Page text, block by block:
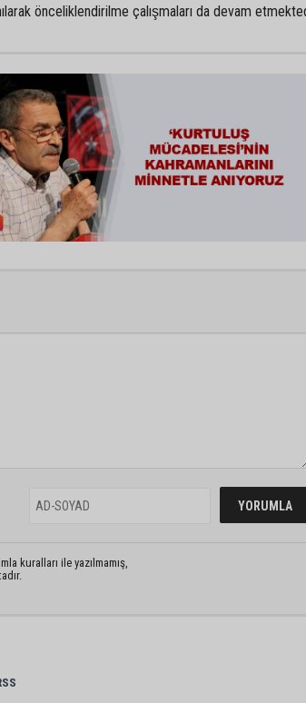
önceliklendirilme çalışmaları da devam
kuralları ile yazılmamış,